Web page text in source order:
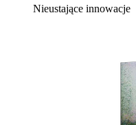
Nieustające innowacje